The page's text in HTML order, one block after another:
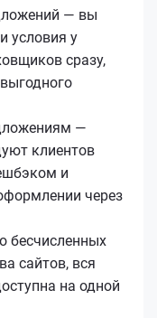
— вы
условия у
сразу,
—
клиентов
и
через
бесчисленных
сайтов, вся
на одной